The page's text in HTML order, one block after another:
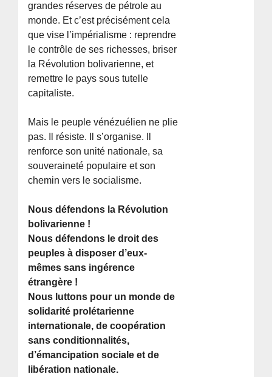
grandes réserves de pétrole au
monde. Et c’est précisément cela
que vise l’impérialisme : reprendre
le contrôle de ses richesses, briser
la Révolution bolivarienne, et
remettre le pays sous tutelle
capitaliste.
Mais le peuple vénézuélien ne plie
pas. Il résiste. Il s’organise. Il
renforce son unité nationale, sa
souveraineté populaire et son
chemin vers le socialisme.
Nous défendons la Révolution
bolivarienne !
Nous défendons le droit des
peuples à disposer d’eux-
mêmes sans ingérence
étrangère !
Nous luttons pour un monde de
solidarité prolétarienne
internationale, de coopération
sans conditionnalités,
d’émancipation sociale et de
libération nationale.